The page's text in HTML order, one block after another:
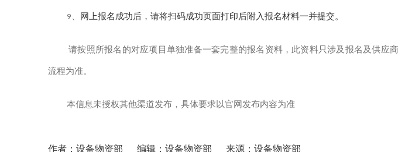
9 、 网上报名成功后，请将扫码成功页面打印后附入报名材料一并提交。
请按照所报名的对应项目单独准备一套完整的报名资料，此资料只涉及报名及供应商
流程为准。
本信息未授权其他渠道发布，具体要求以官网发布内容为准
作者：设备物资部 编辑：设备物资部 来源：设备物资部